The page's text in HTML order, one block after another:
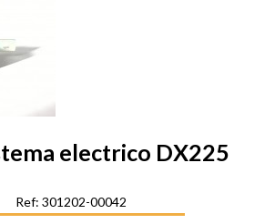
electrico DX225
Ref: 301202-00042